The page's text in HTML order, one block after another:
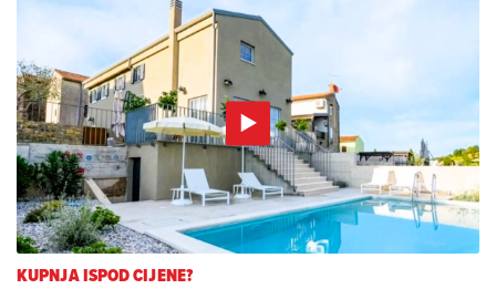
KUPNJA ISPOD CIJENE?